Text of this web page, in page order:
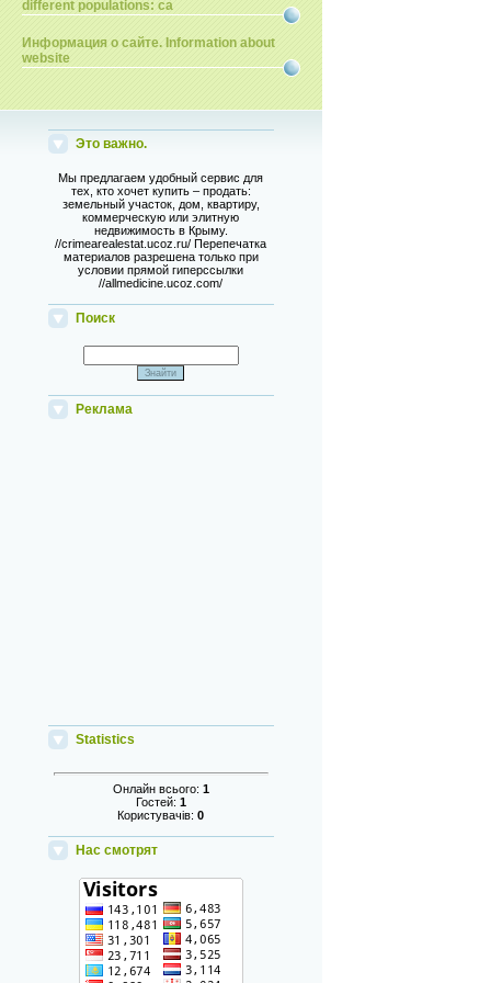
different populations: ca
Информация о сайте. Information about
website
Это важно.
Мы предлагаем удобный сервис для
тех, кто хочет купить – продать:
земельный участок, дом, квартиру,
коммерческую или элитную
недвижимость в Крыму.
//crimearealestat.ucoz.ru/ Перепечатка
материалов разрешена только при
условии прямой гиперссылки
//allmedicine.ucoz.com/
Поиск
Реклама
Statistics
Онлайн всього: 1
Гостей: 1
Користувачів:0
Нас смотрят